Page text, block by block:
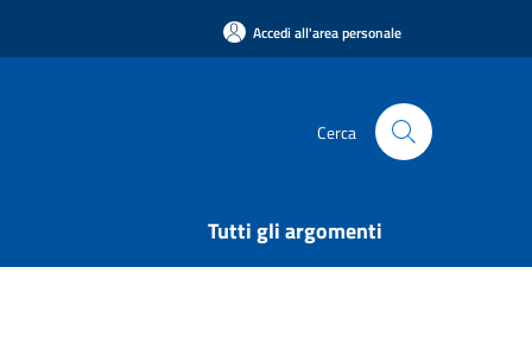
Accedi all'area personale
Cerca
Tutti gli argomenti